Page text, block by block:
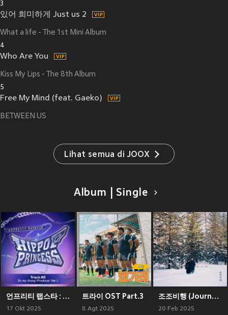
3
있어 희미하게 Just us 2
What a life - The 1st Mini Album
4
Who Are You
Kiss My Lips - The 8th Album
5
Free My Mind (feat. Gaeko)
BETWEEN US
Lihat semua di JOOX
Album | Single
언프리티 랩스타 : 힙팝 프린세스 Track #0 (Unpretty Rapstar : HIP POP Princess Track #0)
17 Okt 2025
트라이 OST Part.3
8 Agt 2025
조조비행 (Journey)
20 Feb 2025